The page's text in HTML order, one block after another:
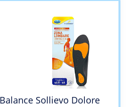
Sollievo Dolore